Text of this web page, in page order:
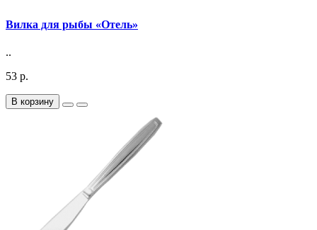
Вилка для рыбы «Отель»
..
53 р.
В корзину